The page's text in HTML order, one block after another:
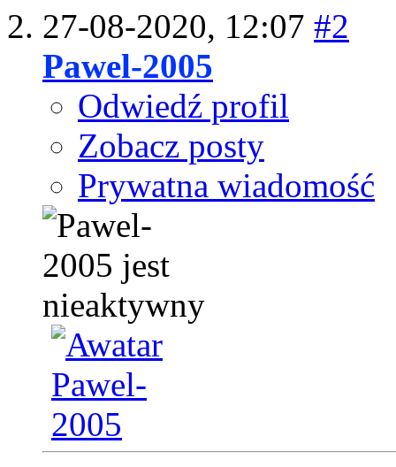
27-08-2020, 12:07 #2
Pawel-2005
Odwiedź profil
Zobacz posty
Prywatna wiadomość